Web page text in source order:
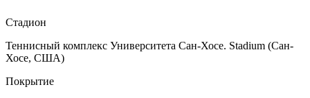
Стадион
Теннисный комплекс Университета Сан-Хосе. Stadium (Сан-
Хосе, США)
Покрытие